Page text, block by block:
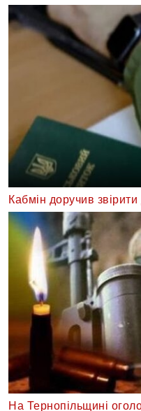
Кабмін доручив звірити
На Тернопільщині